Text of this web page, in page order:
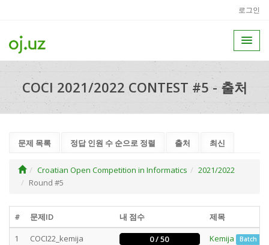
로그인
COCI 2021/2022 CONTEST #5 - 출처
문제 목록 정답 인원 수 순으로 정렬 출처 최신
Croatian Open Competition in Informatics
2021/2022
Round #5
# 문제ID 내 점수
제목
1
COCI22_kemija 0 / 50 Kemija Batch